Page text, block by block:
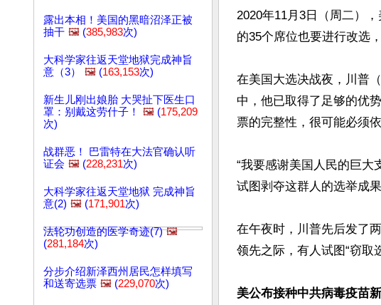
露出本相！美国的黑暗沼泽正被
抽干 🖼️ (385,983次)
大科学家往返天堂地狱完成神旨
意（3）
🖼️ (163,153次)
新生儿刚出娘胎 大哭扯下医生口
罩：别戴这劳什子！
🖼️ (175,209
次)
战群恶！ 巴雷特在大法官确认听
证会 🖼️ (228,231次)
大科学家往返天堂地狱 完成神旨
意(2) 🖼️ (171,901次)
法轮功创造的医学奇迹(7) 🖼️
(281,184次)
分步介绍新泽西州居民怎样填写
和送寄选票 🖼️ (229,070次)
2020年11月3日（周二）
的35个席位也要进行改选
在美国大选决战夜，川普
中，他已取得了足够的优
票的完整性，很可能必须
“我要感谢美国人民的巨大
试图剥夺这群人的选举成
在午夜时，川普先后发了
领先之际，有人试图“窃取
美公布接种中共病毒疫苗